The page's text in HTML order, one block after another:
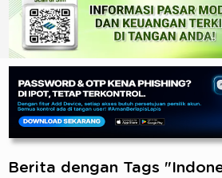
Berita dengan Tags